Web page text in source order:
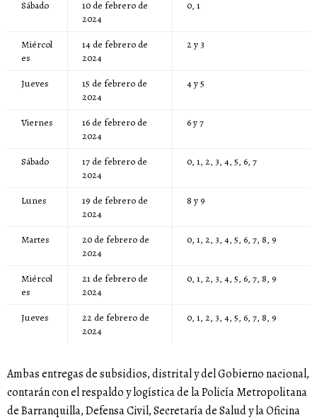
Sábado
10 de febrero de
2024
0, 1
Miércol
es
14 de febrero de
2024
2 y 3
Jueves
15 de febrero de
2024
4 y 5
Viernes
16 de febrero de
2024
6 y 7
Sábado
17 de febrero de
2024
0, 1, 2, 3, 4, 5, 6, 7
Lunes
19 de febrero de
2024
8 y 9
Martes
20 de febrero de
2024
0, 1, 2, 3, 4, 5, 6, 7, 8, 9
Miércol
es
21 de febrero de
2024
0, 1, 2, 3, 4, 5, 6, 7, 8, 9
Jueves
22 de febrero de
2024
0, 1, 2, 3, 4, 5, 6, 7, 8, 9
Ambas entregas de subsidios, distrital y del Gobierno nacional,
contarán con el respaldo y logística de la Policía Metropolitana
de Barranquilla, Defensa Civil, Secretaría de Salud y la Oficina